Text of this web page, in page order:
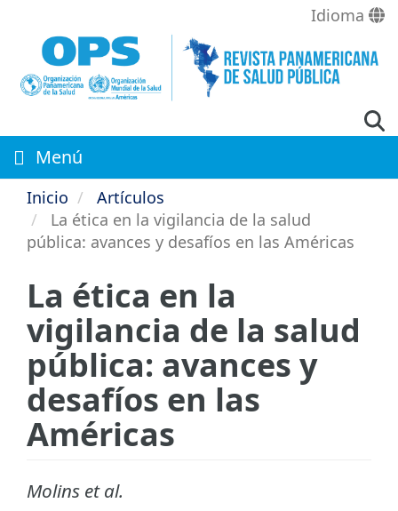
contenido
principal
Idioma
Menú
Inicio
Artículos
La ética en la vigilancia de la salud
pública: avances y desafíos en las Américas
La ética en la
vigilancia de la salud
pública: avances y
desafíos en las
Américas
Molins et al.